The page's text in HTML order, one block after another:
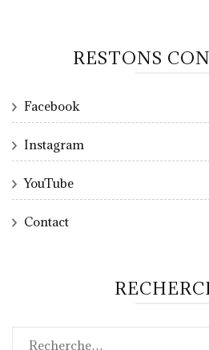
RESTONS
Facebook
Instagram
YouTube
Contact
Rechercher :